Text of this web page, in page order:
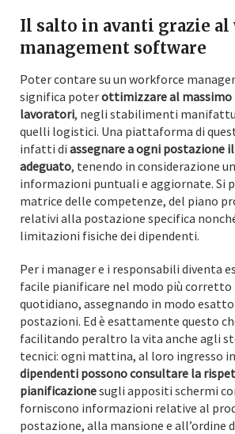
Il salto in avanti grazie
management software
Poter contare su un workforce
significa poterottimizzare al massimo
lavoratori, negli stabilimenti
quelli logistici. Una piattaforma di
infatti di assegnare a ogni postazione
adeguato, tenendo in considerazione
informazioni puntuali e aggiornate. Si
matrice delle competenze, del piano
relativi alla postazione specifica
limitazioni fisiche dei dipendenti.
Per i manager e i responsabili diventa
facile pianificare nel modo più
quotidiano, assegnando in modo
postazioni. Ed è esattamente questo
facilitando peraltro la vita anche agli
tecnici: ogni mattina, al loro ingresso
dipendenti possono consultare la
pianificazionesugli appositi schermi
forniscono informazioni relative al
postazione, alla mansione e all’ordine